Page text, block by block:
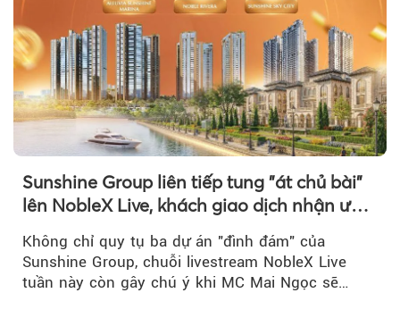
Sunshine Group liên tiếp tung "át chủ bài"
lên NobleX Live, khách giao dịch nhận ưu
Không chỉ quy tụ ba dự án "đình đám" của
Sunshine Group, chuỗi livestream NobleX Live
tuần này còn gây chú ý khi MC Mai Ngọc sẽ